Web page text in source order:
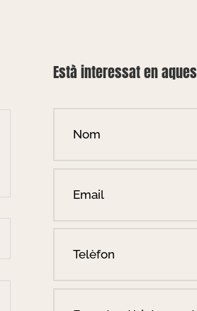
Està interessat en